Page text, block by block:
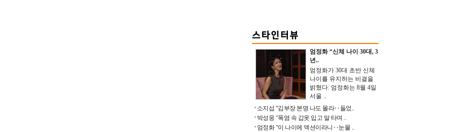
엄정화 “신체 나이 30대, 3
년..
엄정화가 30대 초반 신체
나이를 유지하는 비결을
밝혔다. 엄정화는 8월 4일
서울 ..
소지섭 “김부장 본명 나도 몰라‥들었..
박성웅 “폭염 속 갑옷 입고 말 타며 ..
엄정화 “이 나이에 액션이라니‥눈물 ..